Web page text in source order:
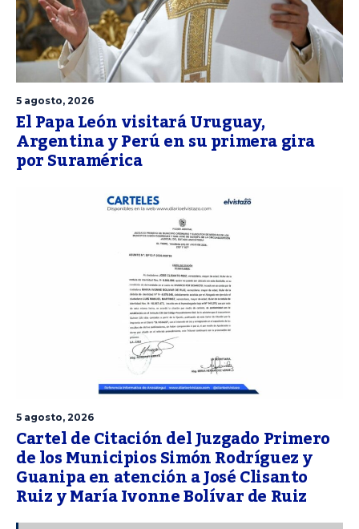
5 agosto, 2026
El Papa León visitará Uruguay,
Argentina y Perú en su primera gira
por Suramérica
5 agosto, 2026
Cartel de Citación del Juzgado Primero
de los Municipios Simón Rodríguez y
Guanipa en atención a José Clisanto
Ruiz y María Ivonne Bolívar de Ruiz